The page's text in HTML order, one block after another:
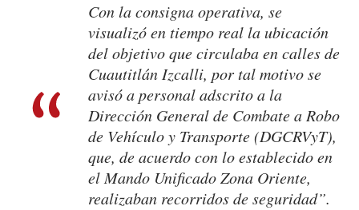
Con la consigna operativa, se
visualizó en tiempo real la ubicación
del objetivo que circulaba en calles de
Cuautitlán Izcalli, por tal motivo se
avisó a personal adscrito a la
Dirección General de Combate a Robo
de Vehículo y Transporte (DGCRVyT),
que, de acuerdo con lo establecido en
el Mando Unificado Zona Oriente,
realizaban recorridos de seguridad”.